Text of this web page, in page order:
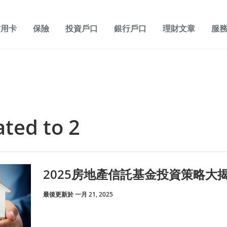
卡 保險 投資戶口 銀行戶口 理財文章 服
to 2
2025房地產信託基金投資策略大
最後更新於 一月 21, 2025